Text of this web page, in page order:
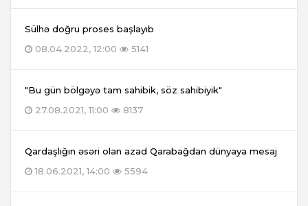
Sülhə doğru proses başlayıb
08.04.2022, 12:00
5141
"Bu gün bölgəyə tam sahibik, söz sahibiyik"
27.08.2021, 11:00
8137
Qardaşlığın əsəri olan azad Qarabağdan dünyaya mesaj
18.06.2021, 14:00
5594